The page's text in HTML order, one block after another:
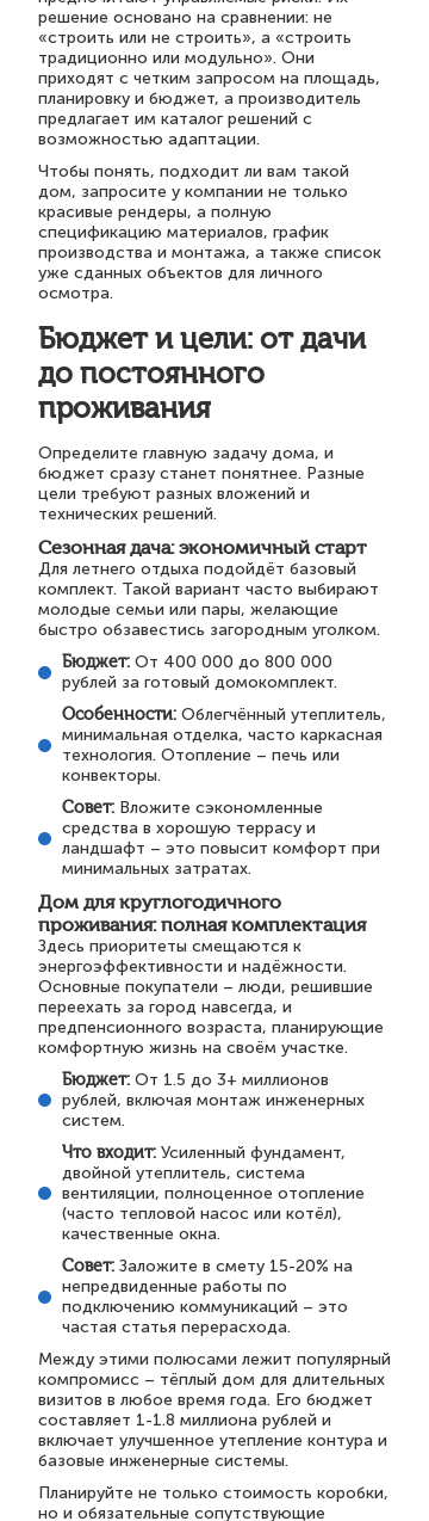
решение основано на сравнении: не
«строить или не строить», а «строить
традиционно или модульно». Они
приходят с четким запросом на площадь,
планировку и бюджет, а производитель
предлагает им каталог решений с
возможностью адаптации.
Чтобы понять, подходит ли вам такой
дом, запросите у компании не только
красивые рендеры, а полную
спецификацию материалов, график
производства и монтажа, а также список
уже сданных объектов для личного
осмотра.
Бюджет и цели: от дачи
до постоянного
проживания
Определите главную задачу дома, и
бюджет сразу станет понятнее. Разные
цели требуют разных вложений и
технических решений.
Сезонная дача: экономичный старт
Для летнего отдыха подойдёт базовый
комплект. Такой вариант часто выбирают
молодые семьи или пары, желающие
быстро обзавестись загородным уголком.
Бюджет: От 400 000 до 800 000
рублей за готовый домокомплект.
Особенности: Облегчённый утеплитель,
минимальная отделка, часто каркасная
технология. Отопление – печь или
конвекторы.
Совет: Вложите сэкономленные
средства в хорошую террасу и
ландшафт – это повысит комфорт при
минимальных затратах.
Дом для круглогодичного
проживания: полная комплектация
Здесь приоритеты смещаются к
энергоэффективности и надёжности.
Основные покупатели – люди, решившие
переехать за город навсегда, и
предпенсионного возраста, планирующие
комфортную жизнь на своём участке.
Бюджет: От 1.5 до 3+ миллионов
рублей, включая монтаж инженерных
систем.
Что входит: Усиленный фундамент,
двойной утеплитель, система
вентиляции, полноценное отопление
(часто тепловой насос или котёл),
качественные окна.
Совет: Заложите в смету 15-20% на
непредвиденные работы по
подключению коммуникаций – это
частая статья перерасхода.
Между этими полюсами лежит популярный
компромисс – тёплый дом для длительных
визитов в любое время года. Его бюджет
составляет 1-1.8 миллиона рублей и
включает улучшенное утепление контура и
базовые инженерные системы.
Планируйте не только стоимость коробки,
но и обязательные сопутствующие